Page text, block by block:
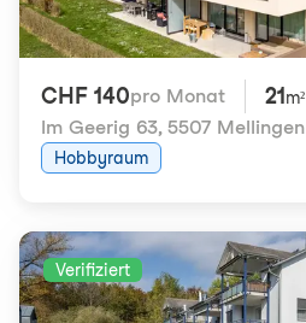
CHF 140pro Monat 21 m²
Im Geerig 63, 5507 Mellingen
Hobbyraum
Verifiziert